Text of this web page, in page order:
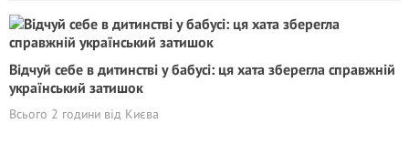
Відчуй себе в дитинстві у бабусі: ця хата зберегла справжній
український затишок
Всього 2 години від Києва